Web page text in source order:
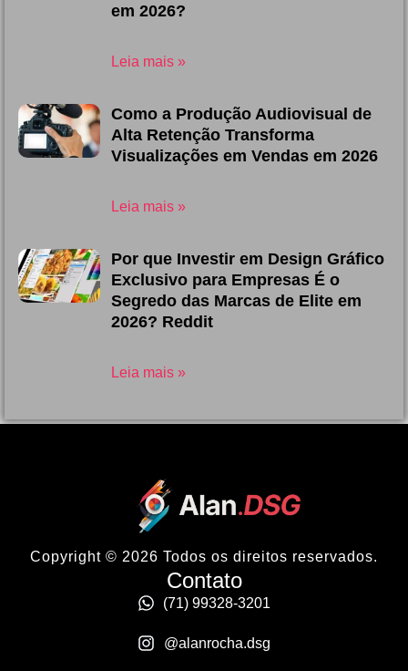
em 2026?
Leia mais »
Como a Produção Audiovisual de
Alta Retenção Transforma
Visualizações em Vendas em 2026
Leia mais »
Por que Investir em Design Gráfico
Exclusivo para Empresas É o
Segredo das Marcas de Elite em
2026? Reddit
Leia mais »
Copyright © 2026 Todos os direitos reservados.
Contato
(71) 99328-3201
@alanrocha.dsg